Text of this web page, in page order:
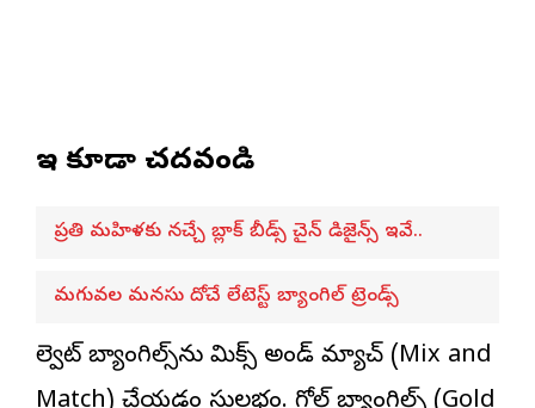
ఇవి కూడా చదవండి
ప్రతి మహిళకు నచ్చే బ్లాక్ బీడ్స్ చైన్ డిజైన్స్ ఇవే..
మగువల మనసు దోచే లేటెస్ట్ బ్యాంగిల్ ట్రెండ్స్
వెల్వెట్ బ్యాంగిల్స్‌ను మిక్స్ అండ్ మ్యాచ్ (Mix and